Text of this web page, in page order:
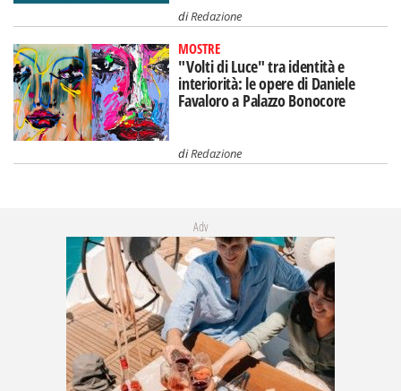
diRedazione
MOSTRE
"Volti di Luce" tra identità e
interiorità: le opere di Daniele
Favaloro a Palazzo Bonocore
diRedazione
Adv